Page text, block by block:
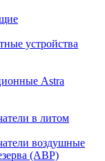
устройства
Astra
в литом
воздушные
(АВР)